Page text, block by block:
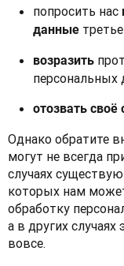
попросить нас
данные
возразить
персональных
отозвать своё
Однако обратите
могут не всегда
случаях
которых нам
обработку
а в других
вовсе.